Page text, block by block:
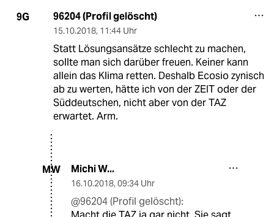
9G 96204 (Profil gelöscht)
15.10.2018, 11:44 Uhr
Statt Lösungsansätze schlecht zu machen,
sollte man sich darüber freuen. Keiner kann
allein das Klima retten. Deshalb Ecosio zynisch
ab zu werten, hätte ich von der ZEIT oder der
Süddeutschen, nicht aber von der TAZ
erwartet. Arm.
MW Michi W...
16.10.2018, 09:34 Uhr
@96204 (Profil gelöscht):